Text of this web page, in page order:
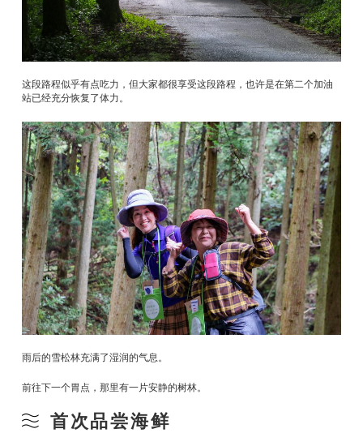
这段路程似乎有点吃力，但大家都很享受这段路程，也许是在第二个加油
站已经充分恢复了体力。
雨后的雪松林充满了湿润的气息。
前往下一个胃点，那里有一片安静的树林。
首次品尝海鲜